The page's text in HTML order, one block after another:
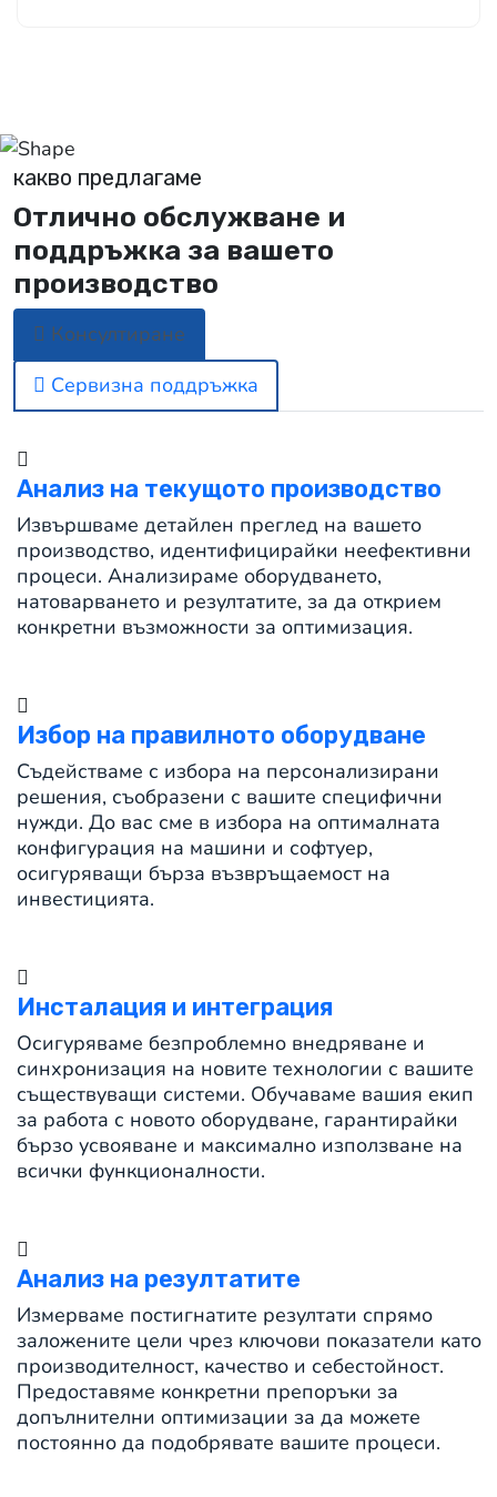
какво предлагаме
Отлично обслужване и
поддръжка за вашето
производство
Консултиране
Сервизна поддръжка
Анализ на текущото производство
Извършваме детайлен преглед на вашето
производство, идентифицирайки неефективни
процеси. Анализираме оборудването,
натоварването и резултатите, за да открием
конкретни възможности за оптимизация.
Избор на правилното оборудване
Съдействаме с избора на персонализирани
решения, съобразени с вашите специфични
нужди. До вас сме в избора на оптималната
конфигурация на машини и софтуер,
осигуряващи бърза възвръщаемост на
инвестицията.
Инсталация и интеграция
Осигуряваме безпроблемно внедряване и
синхронизация на новите технологии с вашите
съществуващи системи. Обучаваме вашия екип
за работа с новото оборудване, гарантирайки
бързо усвояване и максимално използване на
всички функционалности.
Анализ на резултатите
Измерваме постигнатите резултати спрямо
заложените цели чрез ключови показатели като
производителност, качество и себестойност.
Предоставяме конкретни препоръки за
допълнителни оптимизации за да можете
постоянно да подобрявате вашите процеси.